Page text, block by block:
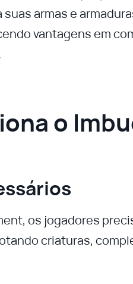
armas e
vantagens em
o
os jogadores
criaturas,